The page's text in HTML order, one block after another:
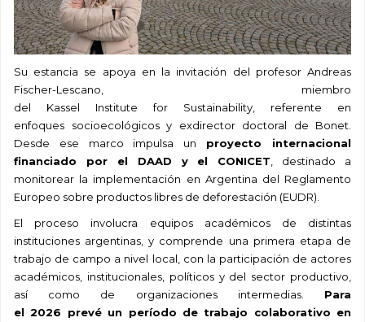
Su estancia se apoya en la invitación del profesorAndreas
Fischer-Lescano
miembro
del Kassel Institute for Sustainability
referente en
enfoques socioecológicosy exdirector doctoral de Bonet.
Desde ese marco impulsa un proyecto internacional
financiado por el DAAD y el CONICET , destinado a
monitorear la implementación en Argentina del Reglamento
Europeo sobre productos libres de deforestación (EUDR).
El proceso involucra equipos académicos de distintas
instituciones argentinas,y comprende una primera etapa de
trabajo de campo a nivel local, con la participación de actores
académicos, institucionales, políticos y del sector productivo,
así como de organizaciones intermedias.
Para
el2026 prevé un período de trabajo colaborativo en